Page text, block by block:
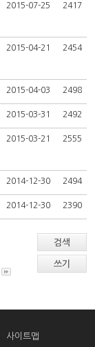
2015-07-25 2417
2015-04-21 2454
2015-04-03 2498
2015-03-31 2492
2015-03-21 2555
2014-12-30 2494
2014-12-30 2390
검색
쓰기
사이트맵